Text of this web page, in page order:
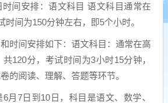
间安排：语文科目 语文科目通常在
时间为150分钟左右，即5个小时。
时间安排如下：语文科目：通常在高
120分，考试时间为3小时15分钟，
的阅读、理解、答题等环节。
月7日到10日，科目是语文、数学、